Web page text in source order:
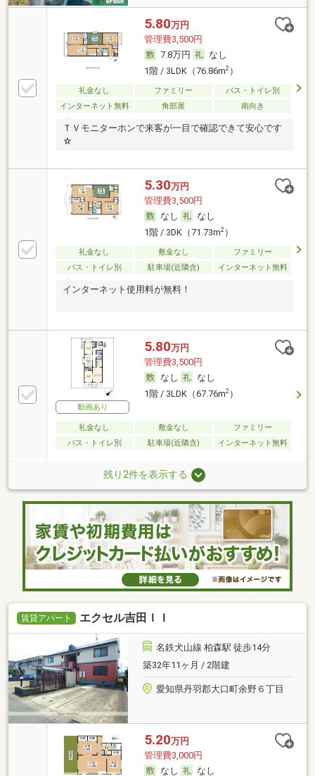
5.80万円
管理費3,500円
7.8万円
なし
1階 / 3LDK（76.86m2）
礼金なし ファミリー
バス・トイレ別
インターネット無料
角部屋 南向き
ＴＶモニターホンで来客が一目で確認できて安心です
☆
5.30万円
管理費3,500円
なし
なし
1階 / 3DK（71.73m2）
礼金なし 敷金なし
ファミリー
バス・トイレ別
駐車場(近隣含) インターネット無料
インターネット使用料が無料！
動画あり
5.80万円
管理費3,500円
なし
なし
1階 / 3LDK（67.76m2）
礼金なし 敷金なし
ファミリー
バス・トイレ別
駐車場(近隣含) インターネット無料
残り2件を表示する
賃貸アパート エクセル吉田ＩＩ
名鉄犬山線 柏森駅 徒歩14分
築32年11ヶ月 / 2階建
愛知県丹羽郡大口町余野６丁目
5.20万円
管理費3,000円
なし
なし